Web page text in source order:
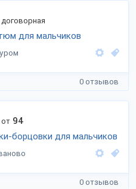
для мальчиков
0 отзывов
94
борцовки для мальчиков
0 отзывов